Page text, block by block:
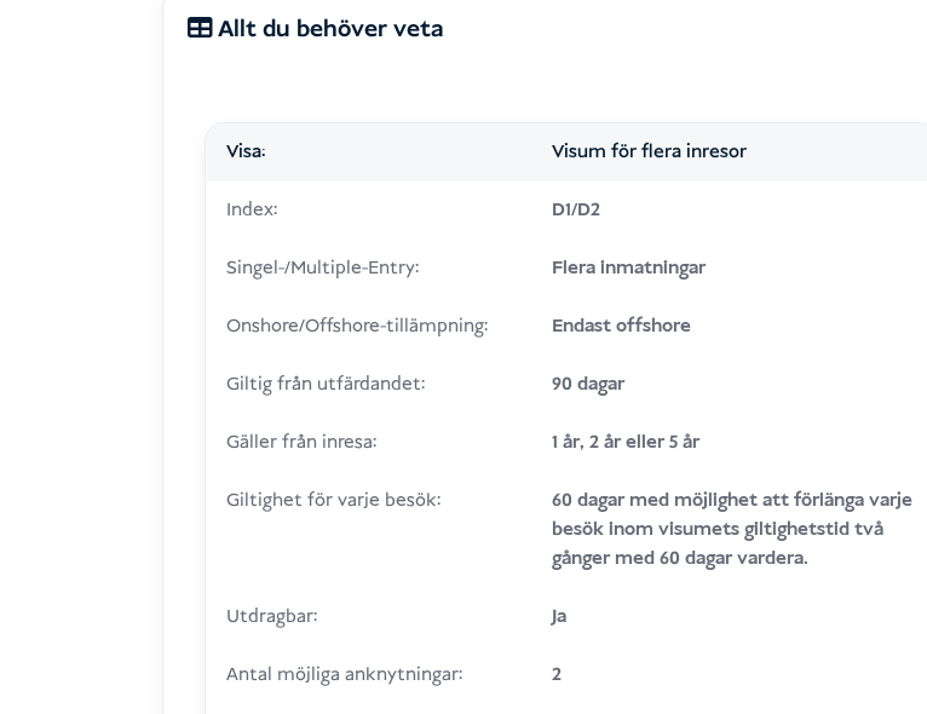
Allt du behöver veta
Visa: Visum för flera inresor
Index: D1/D2
Singel-/Multiple-Entry: Flera inmatningar
Onshore/Offshore-tillämpning: Endast offshore
Giltig från utfärdandet: 90 dagar
Gäller från inresa: 1 år, 2 år eller 5 år
Giltighet för varje besök:
60 dagar med möjlighet att förlänga varje
besök inom visumets giltighetstid två
gånger med 60 dagar vardera.
Utdragbar: Ja
Antal möjliga anknytningar: 2